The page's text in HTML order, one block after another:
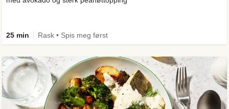
25 min Rask • Spis meg først